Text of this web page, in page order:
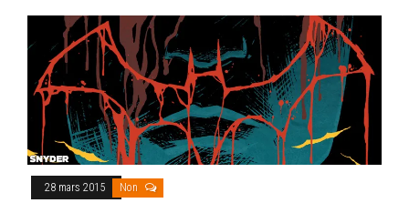
28 mars 2015 Non